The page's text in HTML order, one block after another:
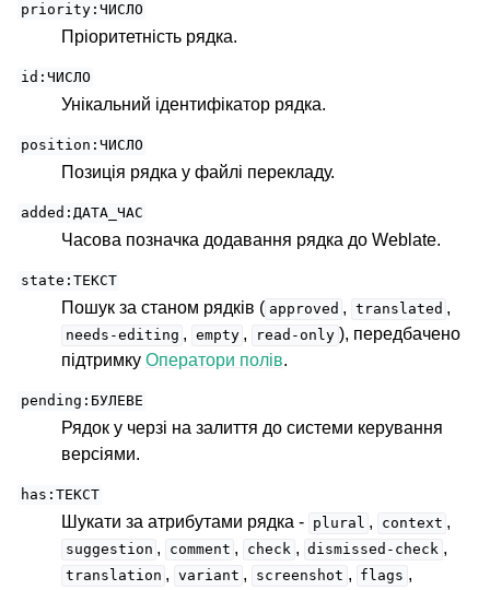
priority:ЧИСЛО
Пріоритетність рядка.
id:ЧИСЛО
Унікальний ідентифікатор рядка.
position:ЧИСЛО
Позиція рядка у файлі перекладу.
added:ДАТА_ЧАС
Часова позначка додавання рядка до Weblate.
state:ТЕКСТ
Пошук за станом рядків ( approved , translated ,
needs-editing , empty , read-only ), передбачено
підтримку Оператори полів.
pending:БУЛЕВЕ
Рядок у черзі на залиття до системи керування
версіями.
has:ТЕКСТ
Шукати за атрибутами рядка - plural , context ,
suggestion , comment , check , dismissed-check ,
translation , variant , screenshot , flags ,